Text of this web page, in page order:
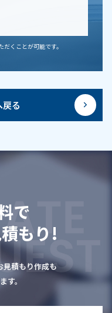
くことが可能です。
る
で
もり!
見積もり作成も
す。